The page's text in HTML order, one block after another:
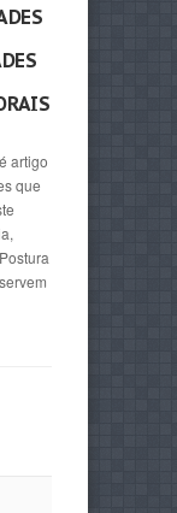
artigo
que